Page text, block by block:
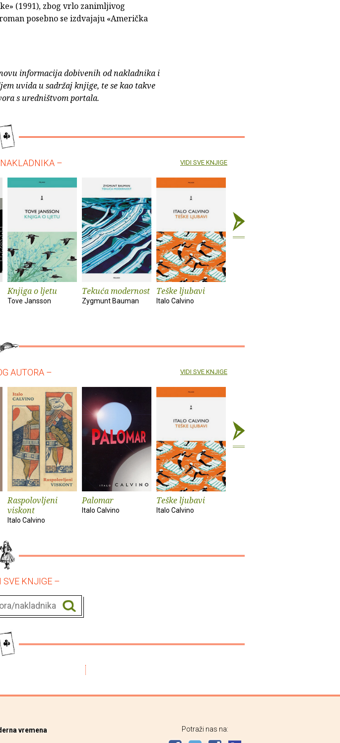
(1991), zbog vrlo zanimljivog
posebno se izdvajaju «Američka
informacija dobivenih od nakladnika i
uvida u sadržaj knjige, te se kao takve
s uredništvom portala.
–
Knjiga o ljetu
Tove Jansson
Tekuća modernost
Zygmunt Bauman
Teške ljubavi
Italo Calvino
VIDI SVE KNJIGE
AUTORA –
Raspolovljeni
viskont
Italo Calvino
Palomar
Italo Calvino
Teške ljubavi
Italo Calvino
VIDI SVE KNJIGE
SVE KNJIGE –
vremena Potraži nas na: